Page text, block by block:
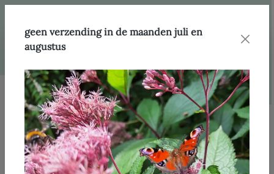
Afbeeldingengalerij overslaan
geen verzending in de maanden juli en
augustus